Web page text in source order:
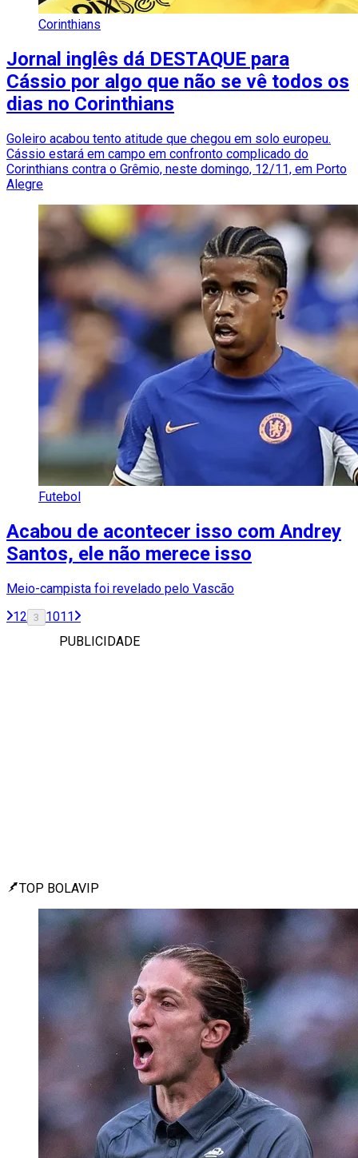
Corinthians
Jornal inglês dá DESTAQUE para
Cássio por algo que não se vê todos os
dias no Corinthians
Goleiro acabou tento atitude que chegou em solo europeu.
Cássio estará em campo em confronto complicado do
Corinthians contra o Grêmio, neste domingo, 12/11, em Porto
Alegre
Futebol
Acabou de acontecer isso com Andrey
Santos, ele não merece isso
Meio-campista foi revelado pelo Vascão
12 3 1011
PUBLICIDADE
TOP BOLAVIP